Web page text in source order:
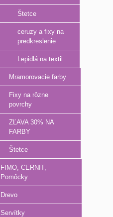
Štetce
ceruzy a fixy na
predkreslenie
Lepidlá na textil
Mramorovacie farby
Fixy na rôzne
povrchy
ZĽAVA 30% NA
FARBY
Štetce
FIMO, CERNIT,
Pomôcky
Drevo
Servítky